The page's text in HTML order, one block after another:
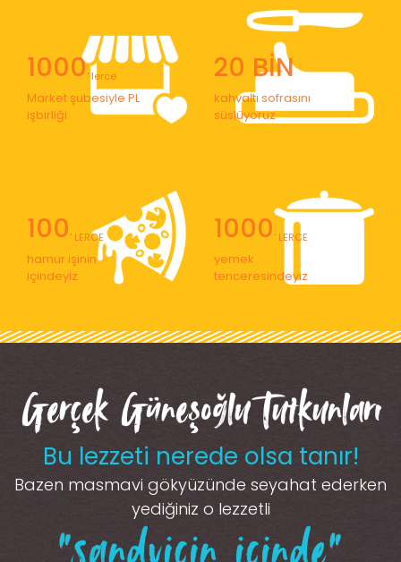
1000' lerce
Market şubesiyle PL
işbirliği
20 BİN
kahvaltı sofrasını
süslüyoruz
100' LERCE
hamur işinin
içindeyiz
1000' LERCE
yemek
tenceresindeyiz
Gerçek Güneşoğlu Tutkunları
Bu lezzeti nerede olsa tanır!
Bazen masmavi gökyüzünde seyahat ederken
yediğiniz o lezzetli